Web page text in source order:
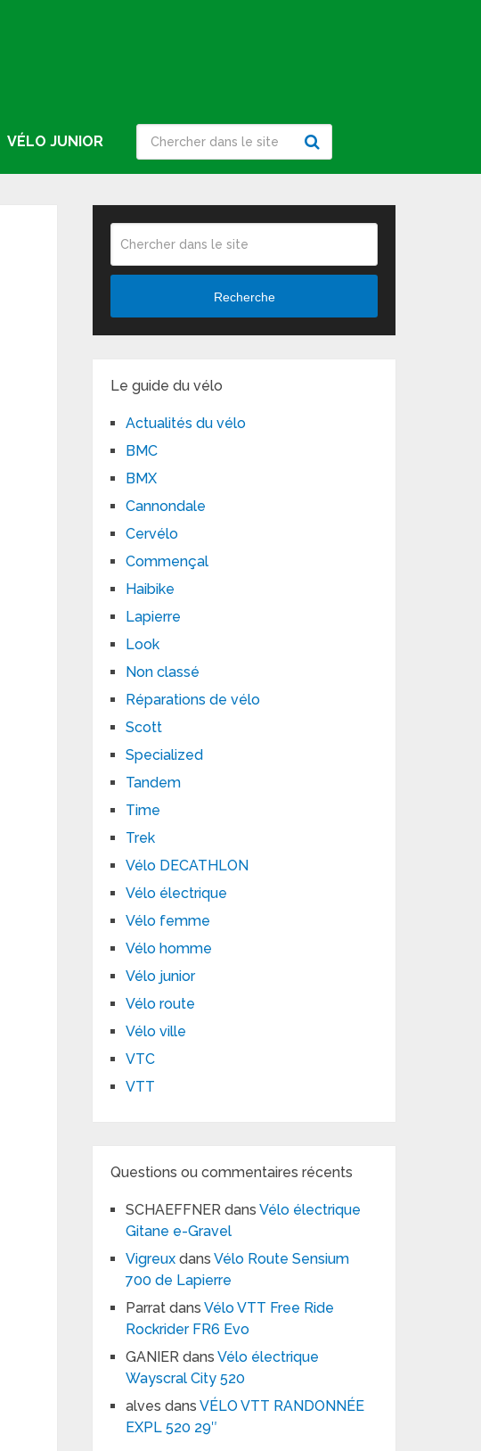
VÉLO JUNIOR
Recherche
Le guide du vélo
Actualités du vélo
BMC
BMX
Cannondale
Cervélo
Commençal
Haibike
Lapierre
Look
Non classé
Réparations de vélo
Scott
Specialized
Tandem
Time
Trek
Vélo DECATHLON
Vélo électrique
Vélo femme
Vélo homme
Vélo junior
Vélo route
Vélo ville
VTC
VTT
Questions ou commentaires récents
SCHAEFFNER dansVélo électrique
Gitane e-Gravel
Vigreux dansVélo Route Sensium
700 de Lapierre
Parrat dansVélo VTT Free Ride
Rockrider FR6 Evo
GANIER dansVélo électrique
Wayscral City 520
alves dansVÉLO VTT RANDONNÉE
EXPL 520 29″